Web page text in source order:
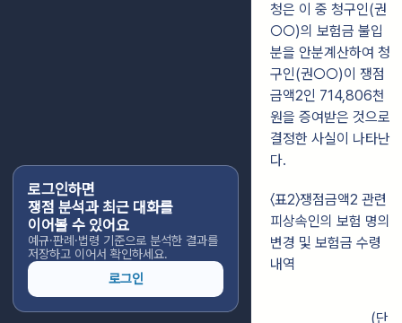
로그인하면
쟁점 분석과 최근 대화를
이어볼 수 있어요
예규·판례·법령 기준으로 분석한 결과를
저장하고 이어서 확인하세요.
로그인
청은 이 중 청구인(권
○○)의 보험금 불입
분을 안분계산하여 청
구인(권○○)이 쟁점
금액2인 714,806천
원을 증여받은 것으로
결정한 사실이 나타난
다.
〈표2〉쟁점금액2 관련
피상속인의 보험 명의
변경 및 보험금 수령
내역
(단